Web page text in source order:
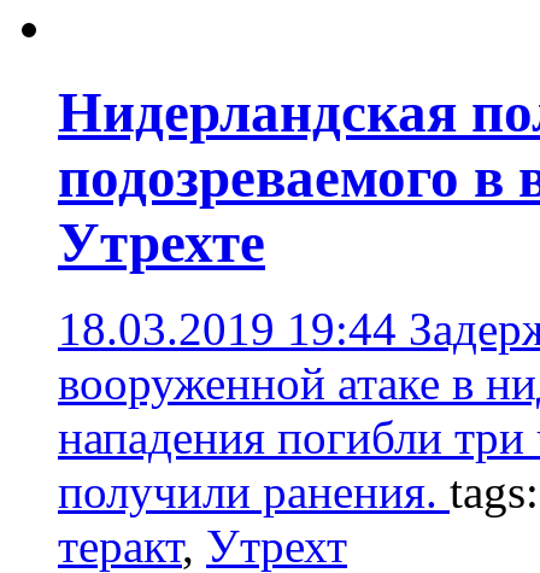
Нидерландская
подозреваемого в
Утрехте
18.03.2019 19:44
вооруженной атаке в
нападения погибли
получили ранения.
теракт, Утрехт